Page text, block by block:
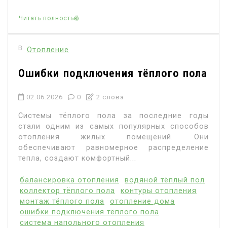
Читать полностью
В Отопление
Ошибки подключения тёплого пола
02.06.2026 0 2 слова
Системы тёплого пола за последние годы
стали одним из самых популярных способов
отопления жилых помещений. Они
обеспечивают равномерное распределение
тепла, создают комфортный...
балансировка отопления
водяной тёплый пол
коллектор тёплого пола
контуры отопления
монтаж тёплого пола
отопление дома
ошибки подключения тёплого пола
система напольного отопления